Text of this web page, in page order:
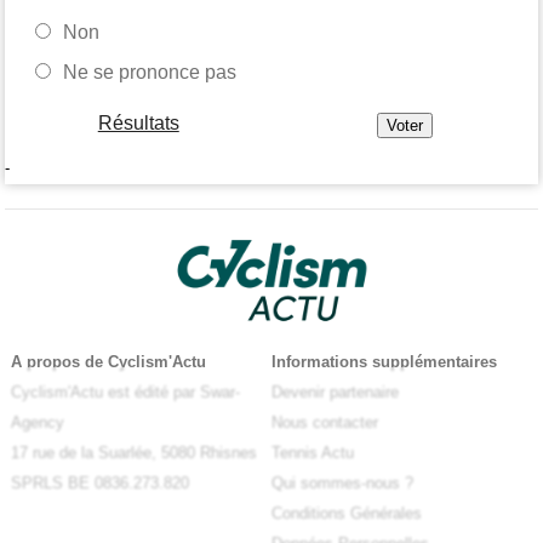
Non
Ne se prononce pas
Résultats
-
A propos de Cyclism'Actu
Cyclism'Actu est édité par Swar-
Agency
17 rue de la Suarlée, 5080 Rhisnes
SPRLS BE 0836.273.820
Informations supplémentaires
Devenir partenaire
Nous contacter
Tennis Actu
Qui sommes-nous ?
Conditions Générales